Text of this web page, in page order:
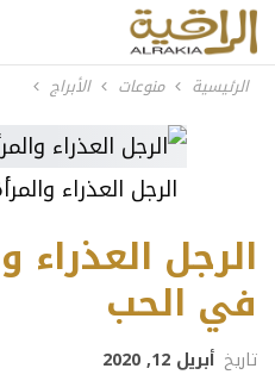
الرئيسية منوعات الأبراج
الرجل العذراء
الرجل العذراء
في الحب
تاريخ أبريل 12, 2020